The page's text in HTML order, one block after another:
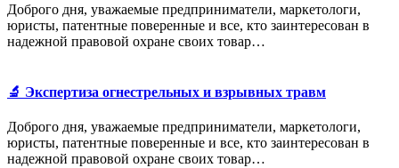
Доброго дня, уважаемые предприниматели, маркетологи,
юристы, патентные поверенные и все, кто заинтересован в
надежной правовой охране своих товар…
🔬 Экспертиза огнестрельных и взрывных травм
Доброго дня, уважаемые предприниматели, маркетологи,
юристы, патентные поверенные и все, кто заинтересован в
надежной правовой охране своих товар…